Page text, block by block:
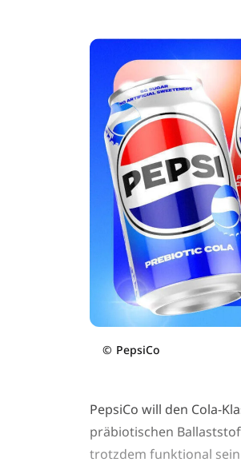
© PepsiCo
PepsiCo will den Cola-
präbiotischen
trotzdem funktional